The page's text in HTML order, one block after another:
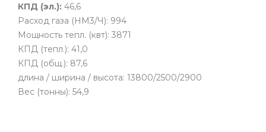
КПД (эл.): 46,6
Расход газа (НМ3/Ч): 994
Мощность тепл. (квт): 3871
КПД (тепл.): 41,0
КПД (общ.): 87,6
длина / ширина / высота: 13800/2500/2900
Вес (тонны): 54,9